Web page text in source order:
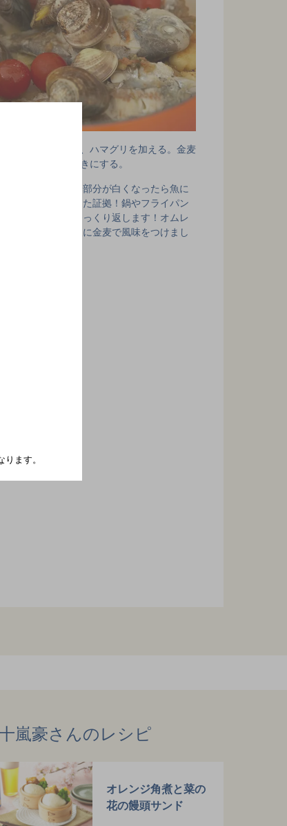
したらミニトマト、ハマグリを加える。金麦
蓋を閉め、蒸し焼きにする。
魚の上面の切り込み部分が白くなったら魚に
六分くらい火が通った証拠！鍋やフライパン
の側面を利用してひっくり返します！オムレ
ツの要領です。最後に金麦で風味をつけまし
嵐豪さんのレシピ
オレンジ角煮と菜の
花の饅頭サンド
ます。